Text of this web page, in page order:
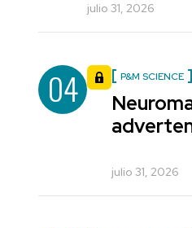
julio 31, 2026
04 P&M SCIENCE
julio 31, 2026